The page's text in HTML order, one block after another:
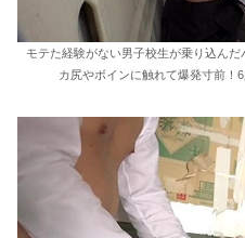
モテた経験がない男子校生が乗り込ん
カ尻やボインに触れて爆発寸前！